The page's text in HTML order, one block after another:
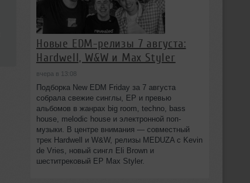
Новые EDM-релизы 7 августа:
Hardwell, W&W и Max Styler
вчера в 13:08
Подборка New EDM Friday за 7 августа
собрала свежие синглы, EP и превью
альбомов в жанрах big room, techno, bass
house, melodic house и электронной поп-
музыки. В центре внимания — совместный
трек Hardwell и W&W, релизы MEDUZA с Kevin
de Vries, новый сингл Eli Brown и
шеститрековый EP Max Styler.